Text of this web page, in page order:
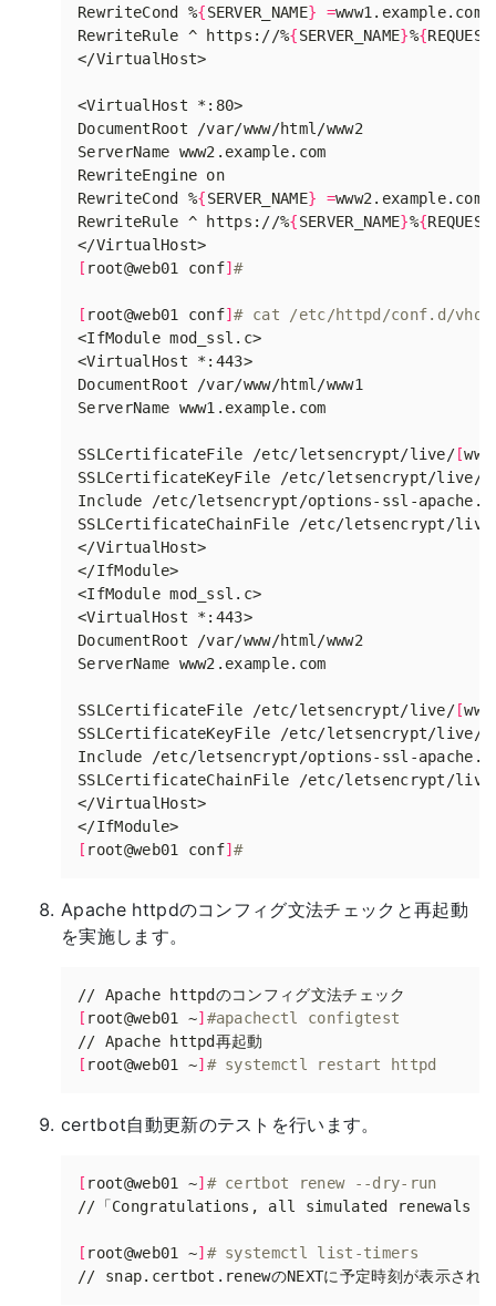
RewriteCond %{SERVER_NAME} =
RewriteRule ^ https://%{SERVER_NAME}%{
DocumentRoot /var/www/html/www2
RewriteCond %{SERVER_NAME} =
RewriteRule ^ https://%{SERVER_NAME}%{
[ root@web01 conf]#
[ root@web01 conf]# cat /etc/httpd/conf.d/
DocumentRoot /var/www/html/www1
SSLCertificateFile /etc/letsencrypt/live/ [
SSLCertificateKeyFile /etc/letsencrypt/live/
SSLCertificateChainFile /etc/letsencrypt/
DocumentRoot /var/www/html/www2
SSLCertificateFile /etc/letsencrypt/live/ [
SSLCertificateKeyFile /etc/letsencrypt/live/
SSLCertificateChainFile /etc/letsencrypt/
[ root@web01 conf]#
Apache httpdのコンフィグ文法チェックと再起動
を実施します。
[ root@web01 ~] #apachectl configtest
[ root@web01 ~] # systemctl restart httpd
certbot自動更新のテストを行います。
[ root@web01 ~] # certbot renew --dry-run
[ root@web01 ~] # systemctl list-timers